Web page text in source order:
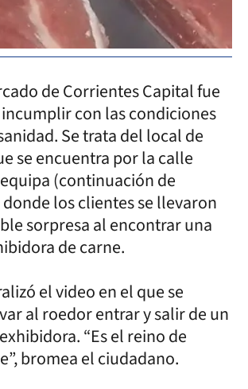
de Corrientes Capital fue
con las condiciones
Se trata del local de
se encuentra por la calle
(continuación de
los clientes se llevaron
sorpresa al encontrar una
de carne.
el video en el que se
al roedor entrar y salir de un
“Es el reino de
bromea el ciudadano.